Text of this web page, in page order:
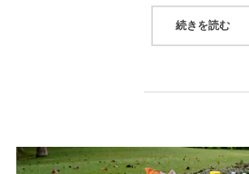
続きを読む“＜